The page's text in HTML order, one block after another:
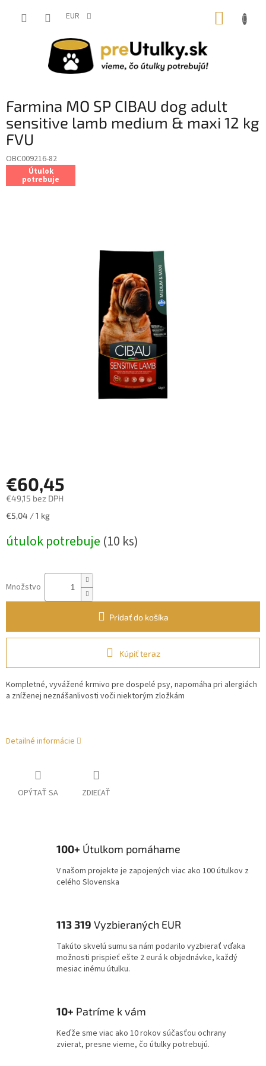
EUR
Farmina MO SP CIBAU dog adult
sensitive lamb medium & maxi 12 kg
FVU
OBC009216-82
Útulok
potrebuje
€60,45
€49,15 bez DPH
Jednotková
€5,04 / 1 kg
útulok potrebuje (10 ks)
Množstvo
Pridať do košíka
Kúpiť teraz
Kompletné, vyvážené krmivo pre dospelé psy, napomáha pri alergiách
a zníženej neznášanlivosti voči niektorým zložkám
Detailné informácie
OPÝTAŤ SA ZDIEĽAŤ
100+ Útulkom pomáhame
V našom projekte je zapojených viac ako 100 útulkov z
celého Slovenska
113 319 Vyzbieraných EUR
Takúto skvelú sumu sa nám podarilo vyzbierať vďaka
možnosti prispieť ešte 2 eurá k objednávke, každý
mesiac inému útulku.
10+ Patríme k vám
Keďže sme viac ako 10 rokov súčasťou ochrany
zvierat, presne vieme, čo útulky potrebujú.